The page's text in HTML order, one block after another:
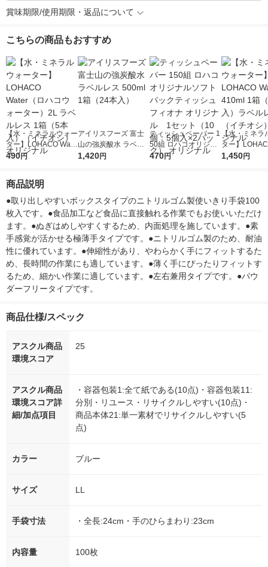
賞味期限/使用期限・返品について
こちらの商品もおすすめ
【水・ミネラルウォー
ター】LOHACO Wate
r（ロハコウォータ
シ） オリジナル
490円
アイリスフーズ 富士
山の強炭酸水 ラベル
レス 500ml 1箱（24
1,420円
ティッシュペーパー 1
50組 ロハコオリジナ
ルソフトパックティッ
オリジナル
470円
【水・ミネラ
ター】
r 410ml 1箱（
1,450円
商品説明
●取り出しやすいボックスタイプのニトリルゴム製使いきり手袋100
枚入です。●食品加工など食品に直接触れる作業でもお使いいただけ
ます。●ぬぎはめしやすくするため、内面処理を施しています。●素
手感覚が活かせる極薄手タイプです。●ニトリルゴム製のため、耐油
性に優れています。●伸縮性があり、やわらかく手にフィットするた
め、長時間の作業にも適しています。●薄く手にぴったりフィットす
るため、細かい作業に適しています。●左右兼用タイプです。●パウ
ダーフリータイプです。
商品仕様/スペック
アスクル商品
環境スコア
25
アスクル商品
環境スコア詳
細/加点項目
・容器包装1:全て紙である(10点)・容器包装11:
分別・リユース・リサイクルしやすい(10点)・
商品本体21:単一素材でリサイクルしやすい(5
点)
カラー ブルー
サイズ LL
手袋寸法 ・全長:24cm・手のひらまわり:23cm
内容量 100枚